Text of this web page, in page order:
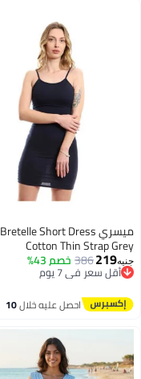
ميسري Bretelle Short Dress
Cotton Thin Strap Grey
جنيه219
386 خصم 43%
أقل سعر في 7 يوم
توصيل مجاني
أقل سعر في 7 يوماحصل عليه خلال10